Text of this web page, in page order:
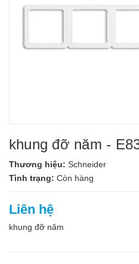
khung đỡ năm -
Thương hiệu: Schneider
Tình trạng: Còn hàng
Liên hệ
khung đỡ năm